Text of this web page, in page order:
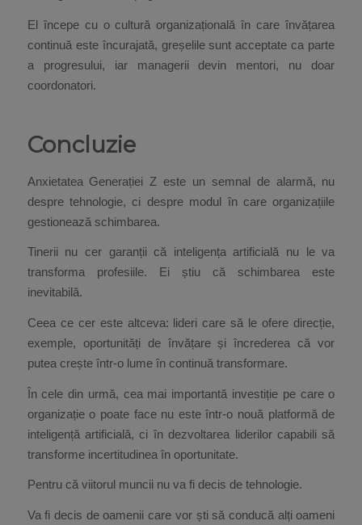
El începe cu o cultură organizațională în care învățarea
continuă este încurajată, greșelile sunt acceptate ca parte
a progresului, iar managerii devin mentori, nu doar
coordonatori.
Concluzie
Anxietatea Generației Z este un semnal de alarmă, nu
despre tehnologie, ci despre modul în care organizațiile
gestionează schimbarea.
Tinerii nu cer garanții că inteligența artificială nu le va
transforma profesiile. Ei știu că schimbarea este
inevitabilă.
Ceea ce cer este altceva: lideri care să le ofere direcție,
exemple, oportunități de învățare și încrederea că vor
putea crește într-o lume în continuă transformare.
În cele din urmă, cea mai importantă investiție pe care o
organizație o poate face nu este într-o nouă platformă de
inteligență artificială, ci în dezvoltarea liderilor capabili să
transforme incertitudinea în oportunitate.
Pentru că viitorul muncii nu va fi decis de tehnologie.
Va fi decis de oamenii care vor ști să conducă alți oameni